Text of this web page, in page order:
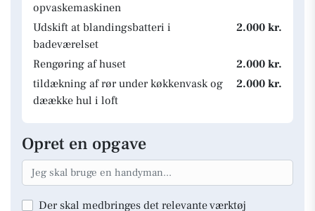
opvaskemaskinen
Udskift at blandingsbatteri i
badeværelset
2.000 kr.
Rengøring af huset
2.000 kr.
tildækning af rør under køkkenvask og
dæække hul i loft
2.000 kr.
Opret en opgave
Der skal medbringes det relevante værktøj